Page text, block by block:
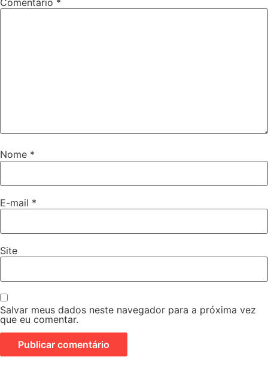
Nome *
E-mail *
Site
Salvar meus dados neste navegador para a próxima vez
que eu comentar.